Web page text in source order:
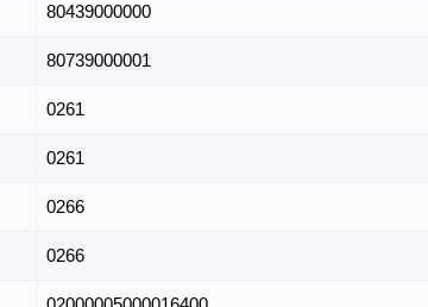
80439000000
80739000001
0261
0261
0266
0266